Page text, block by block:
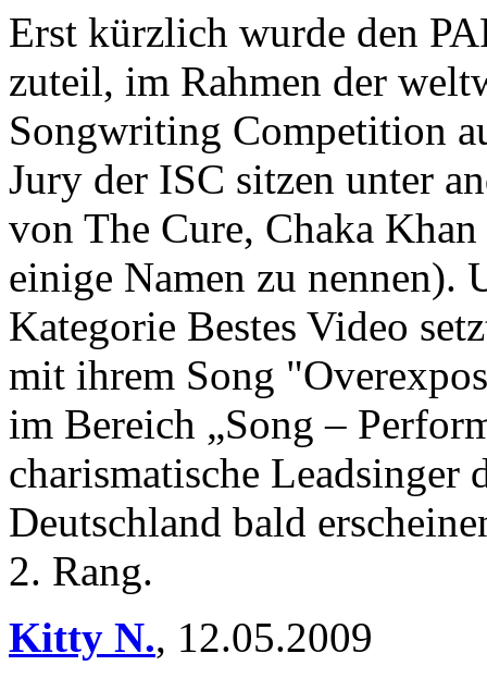
Erst kürzlich wurde den
zuteil, im Rahmen der
Songwriting Competition
Jury der ISC sitzen unter
von The Cure, Chaka
einige Namen zu nennen).
Kategorie Bestes Video
mit ihrem Song
im Bereich „Song –
charismatische Leadsinger
Deutschland bald
2. Rang.
Kitty N., 12.05.2009